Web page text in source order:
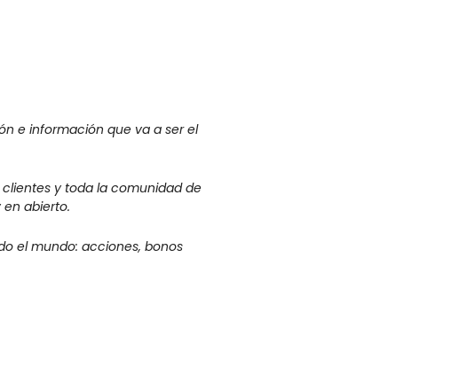
e información que va a ser el
y toda la comunidad de
en abierto.
el mundo: acciones, bonos